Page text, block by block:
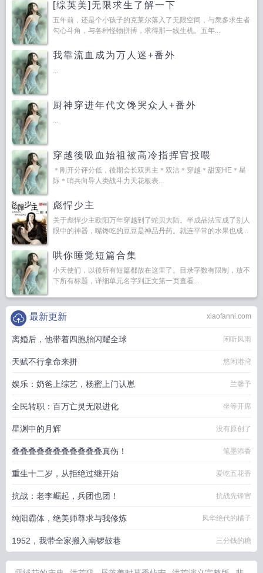
[综英美]无限求生了解一下
五年前，还是个小孩子的克莱尔落入了无限空间，与衆多求生者
勾心斗角，与各种怪物拼搏，求得那一线生机。五年...
我靠流血成为万人迷+番外
...
厨神穿进年代文馋哭众人+番外
...
穿越後吸血始祖被高冷指挥官投喂
＊刚开分评分低，後期会长双男主＊双洁＊穿越＊甜宠HE＊星
际＊哨兵向导人类战斗力天花板表...
彪悍少主
关于彪悍少主欧阳万年穿越到了蛇贝大陆。半成品法宝成了别人
眼中的神器，嘴馋吃的豆豆是神品丹药。就连平常的水果也成...
哄你睡觉短篇合集
小天使们，以後所有短篇都放在这里了。目录字数有限制，放不
下所有标题，详细单元名字到正文第一页查看...
xiaofanni.com
最新更新
离婚后，他带着四胞胎闪耀全球 闲听风雨
天赋不行拿命来拼 悠闲港湾
娱乐：奶爸上综艺，杨蜜上门认崽 兰馨予
全民转职：百万亡灵无限进化 坐等开席
星渊中的月辉 没有原创了
叠叠叠叠叠叠叠叠叠叠叠真伤！ 笔墨添香
重生十二岁，从拒绝过继开始 爱吃五花香
抗战：老李崛起，兵团也团！ 抗战先锋官
纯阳霸体，绝美师尊求与我修炼 风华绝代的橘子
1952，我带全家搬入南锣鼓巷 三分钱的糖